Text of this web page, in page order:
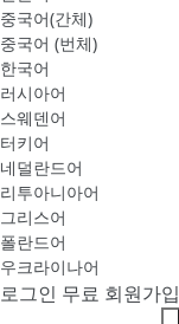
중국어(간체)
중국어 (번체)
한국어
러시아어
스웨덴어
터키어
네덜란드어
리투아니아어
그리스어
폴란드어
우크라이나어
로그인 무료 회원가입